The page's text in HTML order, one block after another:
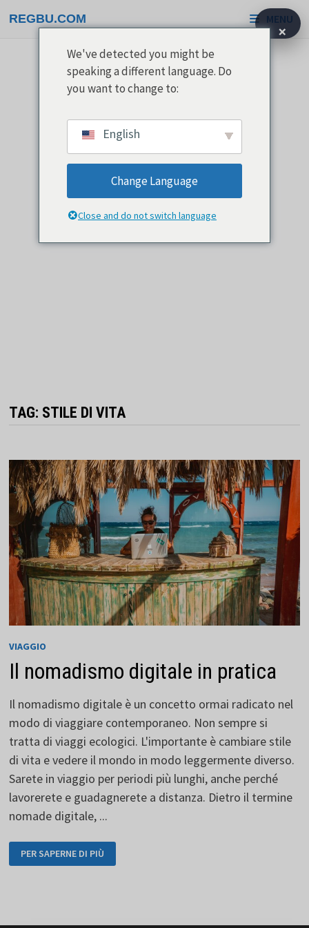
REGBU.COM MENU
TAG: STILE DI VITA
VIAGGIO
Il nomadismo digitale in pratica
Il nomadismo digitale è un concetto ormai radicato nel
modo di viaggiare contemporaneo. Non sempre si
tratta di viaggi ecologici. L'importante è cambiare stile
di vita e vedere il mondo in modo leggermente diverso.
Sarete in viaggio per periodi più lunghi, anche perché
lavorerete e guadagnerete a distanza. Dietro il termine
nomade digitale, ...
NOMADISMO
DIGITALE
PER SAPERNE DI PIÙ
×
We've detected you might be
speaking a different language. Do
you want to change to:
English
Change Language
Close and do not switch language